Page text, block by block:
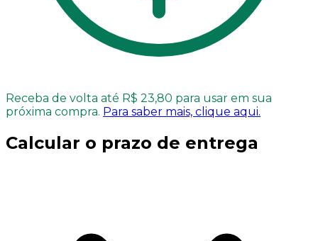
Receba de volta até R$ 23,80 para usar em sua
próxima compra. Para saber mais, clique aqui.
Calcular o prazo de entrega